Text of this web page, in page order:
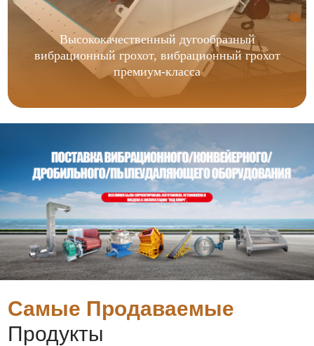
Высококачественный дугообразный
вибрационный грохот, вибрационный грохот
премиум-класса
Самые Продаваемые
Продукты